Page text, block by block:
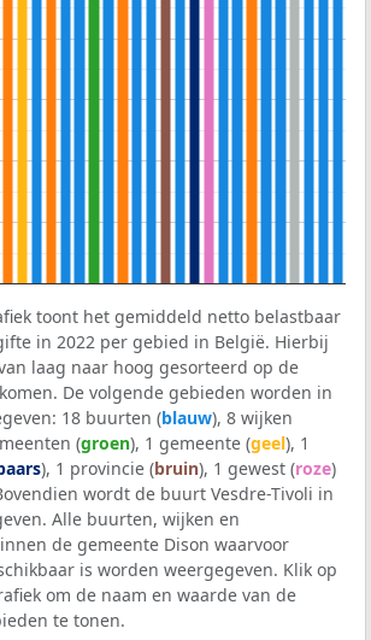
toont het gemiddeld netto belastbaar
in 2022 per gebied in België. Hierbij
laag naar hoog gesorteerd op de
De volgende gebieden worden in
18 buurten (blauw), 8 wijken
(groen), 1 gemeente (geel), 1
), 1 provincie (bruin), 1 gewest (roze)
wordt de buurt Vesdre-Tivoli in
Alle buurten, wijken en
de gemeente Dison waarvoor
is worden weergegeven. Klik op
om de naam en waarde van de
te tonen.